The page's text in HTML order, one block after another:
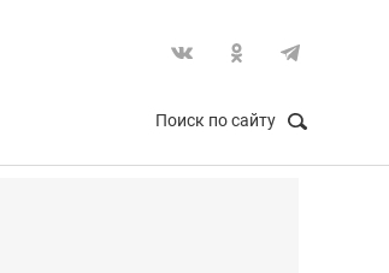
Поиск по сайту